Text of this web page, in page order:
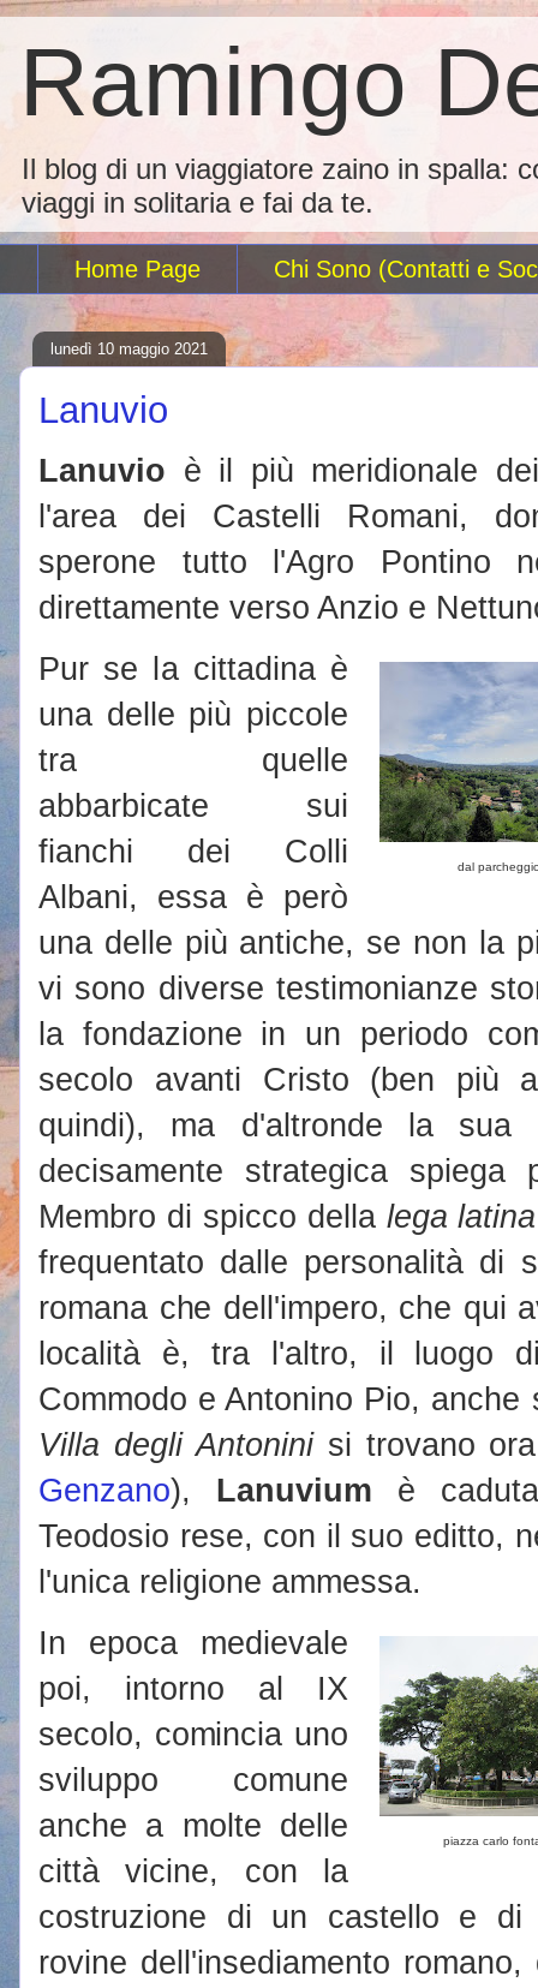
Ramingo
Il blog di un viaggiatore zaino in spalla:
viaggi in solitaria e fai da te.
Home Page Chi Sono (Contatti e
lunedì 10 maggio 2021
Lanuvio
Lanuvio è il più meridionale
l'area dei Castelli Romani,
sperone tutto l'Agro Pontino
direttamente verso Anzio e
dal
Pur se la cittadina è
una delle più piccole
tra quelle
abbarbicate sui
fianchi dei Colli
Albani, essa è però
una delle più antiche, se non la
vi sono diverse testimonianze
la fondazione in un periodo
secolo avanti Cristo (ben più
quindi), ma d'altronde la
decisamente strategica spiega
Membro di spicco della lega latina
frequentato dalle personalità di
romana che dell'impero, che qui
località è, tra l'altro, il luogo
Commodo e Antonino Pio,
Villa degli Antoninisi trovano
Genzano), Lanuvium è
Teodosio rese, con il suo editto,
l'unica religione ammessa.
piazza carlo
In epoca medievale
poi, intorno al IX
secolo, comincia uno
sviluppo comune
anche a molte delle
città vicine, con la
costruzione di un castello e
rovine dell'insediamento